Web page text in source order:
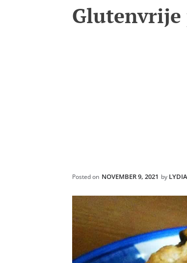
Glutenvrije
Posted on NOVEMBER 9, 2021 by